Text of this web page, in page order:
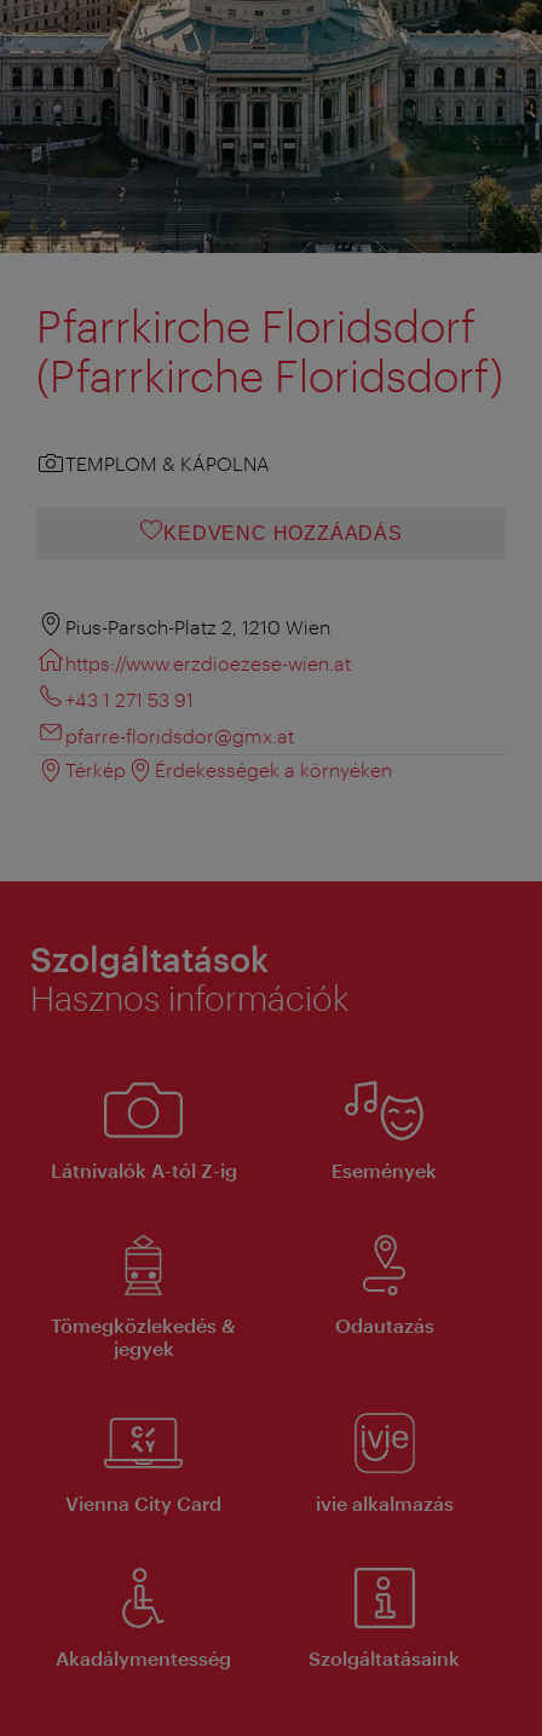
Pfarrkirche Floridsdorf
(Pfarrkirche Floridsdorf)
TEMPLOM & KÁPOLNA
KEDVENC HOZZÁADÁS
Pius-Parsch-Platz 2, 1210 Wien
https://www.erzdioezese-wien.at
+43 1 271 53 91
pfarre-floridsdor@gmx.at
Térkép
Érdekességek a környéken
Szolgáltatások
Hasznos információk
Látnivalók A-tól Z-ig Események
Tömegközlekedés &
jegyek
Odautazás
Vienna City Card ivie alkalmazás
Akadálymentesség Szolgáltatásaink